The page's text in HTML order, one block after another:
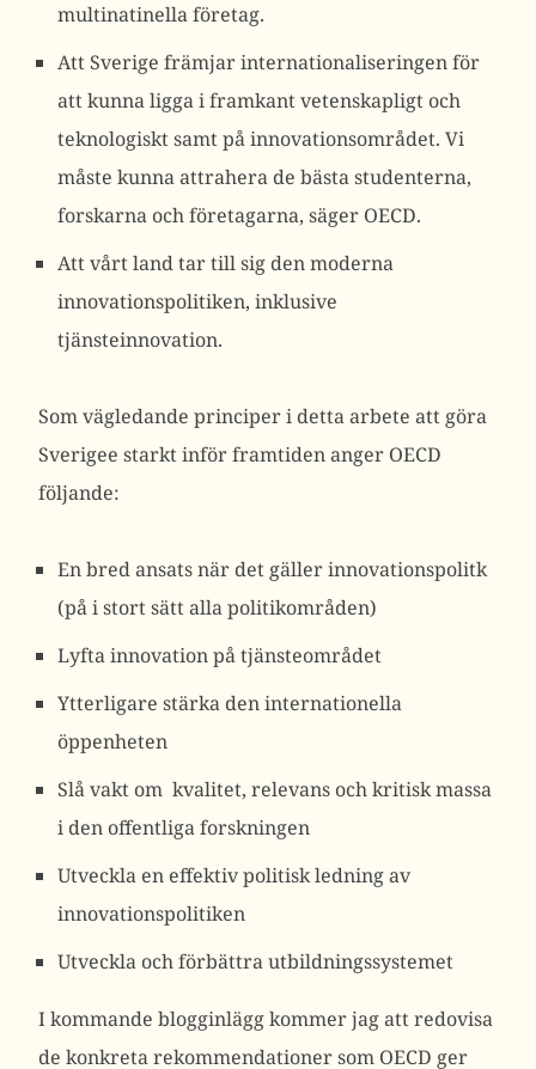
multinatinella företag.
Att Sverige främjar internationaliseringen för
att kunna ligga i framkant vetenskapligt och
teknologiskt samt på innovationsområdet. Vi
måste kunna attrahera de bästa studenterna,
forskarna och företagarna, säger OECD.
Att vårt land tar till sig den moderna
innovationspolitiken, inklusive
tjänsteinnovation.
Som vägledande principer i detta arbete att göra
Sverigee starkt inför framtiden anger OECD
följande:
En bred ansats när det gäller innovationspolitk
(på i stort sätt alla politikområden)
Lyfta innovation på tjänsteområdet
Ytterligare stärka den internationella
öppenheten
Slå vakt om kvalitet, relevans och kritisk massa
i den offentliga forskningen
Utveckla en effektiv politisk ledning av
innovationspolitiken
Utveckla och förbättra utbildningssystemet
I kommande blogginlägg kommer jag att redovisa
de konkreta rekommendationer som OECD ger